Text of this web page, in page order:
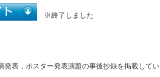
※終了しました
発表，ポスター発表演題の事後抄録を掲載してい